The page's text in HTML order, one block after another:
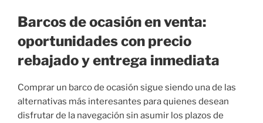
Barcos de ocasión en venta:
oportunidades con precio
rebajado y entrega inmediata
Comprar un barco de ocasión sigue siendo una de las
alternativas más interesantes para quienes desean
disfrutar de la navegación sin asumir los plazos de